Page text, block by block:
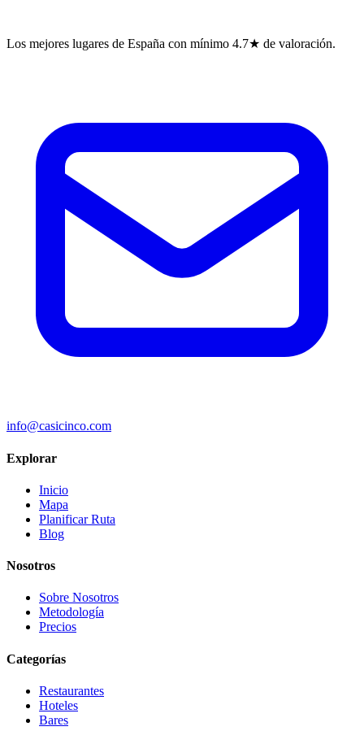
Los mejores lugares de España con mínimo 4.7★ de valoración.
info@casicinco.com
Explorar
Inicio
Mapa
Planificar Ruta
Blog
Nosotros
Sobre Nosotros
Metodología
Precios
Categorías
Restaurantes
Hoteles
Bares